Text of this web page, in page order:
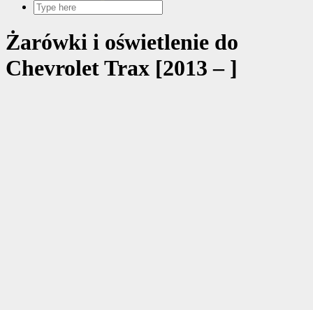
Żarówki i oświetlenie do
Chevrolet Trax [2013 – ]